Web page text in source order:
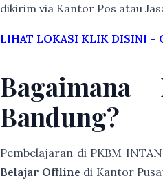
dikirim via Kantor Pos atau
LIHAT LOKASI KLIK DISINI –
Bandung?
Pembelajaran di PKBM
Belajar Offline di Kantor